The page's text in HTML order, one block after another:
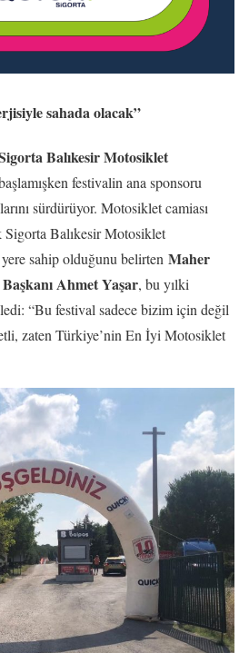
sahada olacak”
Balıkesir Motosiklet
festivalin ana sponsoru
sürdürüyor. Motosiklet camiası
Balıkesir Motosiklet
sahip olduğunu belirten Maher
Ahmet Yaşar, bu yılki
“Bu festival sadece bizim için değil
zaten Türkiye’nin En İyi Motosiklet